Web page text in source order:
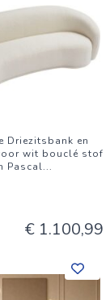
Driezitsbank en
wit bouclé stof
Pascal...
€ 1.100,99